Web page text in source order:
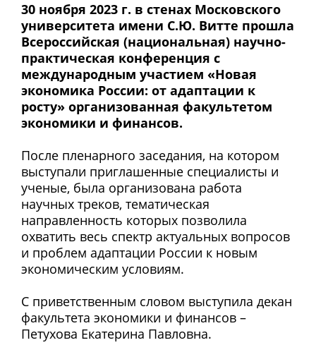
30 ноября 2023 г. в стенах Московского
университета имени С.Ю. Витте прошла
Всероссийская (национальная) научно-
практическая конференция с
международным участием «Новая
экономика России: от адаптации к
росту» организованная факультетом
экономики и финансов.
После пленарного заседания, на котором
выступали приглашенные специалисты и
ученые, была организована работа
научных треков, тематическая
направленность которых позволила
охватить весь спектр актуальных вопросов
и проблем адаптации России к новым
экономическим условиям.
С приветственным словом выступила декан
факультета экономики и финансов –
Петухова Екатерина Павловна.